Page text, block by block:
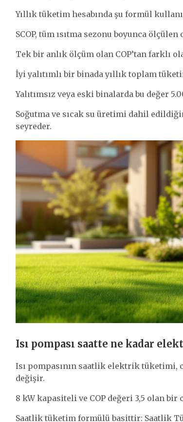
Yıllık tüketim hesabında şu formül
SCOP, tüm ısıtma sezonu boyunca
Tek bir anlık ölçüm olan COP’tan farklı
İyi yalıtımlı bir binada yıllık toplam
Yalıtımsız veya eski binalarda bu değer
Soğutma ve sıcak su üretimi dahil
seyreder.
Isı pompası saatte ne kadar
Isı pompasının saatlik elektrik tüketimi,
değişir.
8 kW kapasiteli ve COP değeri 3,5 olan
Saatlik tüketim formülü basittir: Saatlik